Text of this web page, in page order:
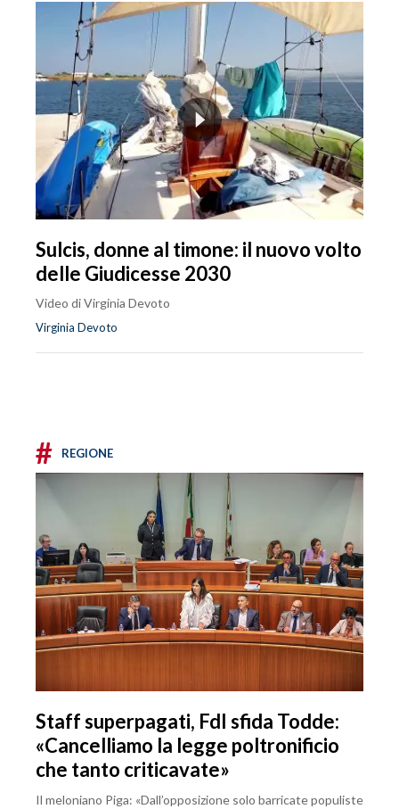
Sulcis, donne al timone: il nuovo volto
delle Giudicesse 2030
Video di Virginia Devoto
Virginia Devoto
# REGIONE
Staff superpagati, FdI sfida Todde:
«Cancelliamo la legge poltronificio
che tanto criticavate»
Il meloniano Piga: «Dall’opposizione solo barricate populiste